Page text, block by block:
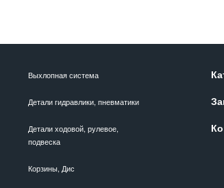
Выхлопная система
Детали гидравлики, пневматики
Детали ходовой, рулевое,
подвеска
Корзины, Дис